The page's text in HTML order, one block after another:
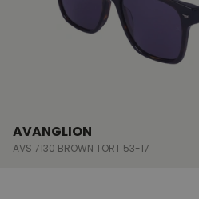
AVANGLION
AVS 7130 BROWN TORT 53-17